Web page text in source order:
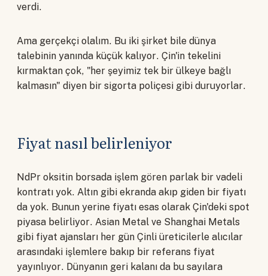
verdi.
Ama gerçekçi olalım. Bu iki şirket bile dünya
talebinin yanında küçük kalıyor. Çin'in tekelini
kırmaktan çok, "her şeyimiz tek bir ülkeye bağlı
kalmasın" diyen bir sigorta poliçesi gibi duruyorlar.
Fiyat nasıl belirleniyor
NdPr oksitin borsada işlem gören parlak bir vadeli
kontratı yok. Altın gibi ekranda akıp giden bir fiyatı
da yok. Bunun yerine fiyatı esas olarak Çin'deki spot
piyasa belirliyor. Asian Metal ve Shanghai Metals
gibi fiyat ajansları her gün Çinli üreticilerle alıcılar
arasındaki işlemlere bakıp bir referans fiyat
yayınlıyor. Dünyanın geri kalanı da bu sayılara